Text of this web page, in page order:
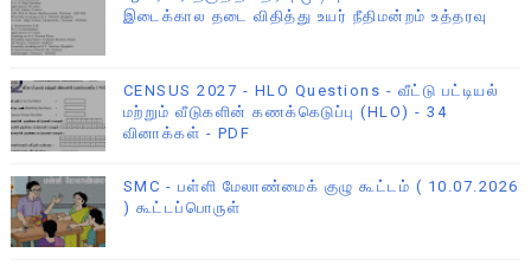
இடைக்கால தடை விதித்து உயர் நீதிமன்றம் உத்தரவு
CENSUS 2027 - HLO Questions - வீட்டு பட்டியல்
மற்றும் வீடுகளின் கணக்கெடுப்பு (HLO) - 34
வினாக்கள் - PDF
SMC - பள்ளி மேலாண்மைக் குழு கூட்டம் ( 10.07.2026
) கூட்டப்பொருள்